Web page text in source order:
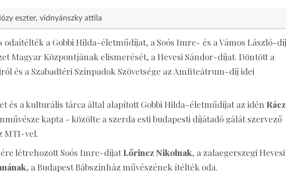
eszter vidnyánszky attila
a Gobbi Hilda-életműdíjat, a Soós Imre- és a Vámos László-
Magyar Központjának elismerését, a Hevesi Sándor-díjat. Döntött a
és a Szabadtéri Színpadok Szövetsége az Amfiteátrum-díj idei
és a kulturális tárca által alapított Gobbi Hilda-életműdíjat az idén Rácz
kapta - közölte a szerda esti budapesti díjátadó gálát szervező
MTI-vel.
létrehozott Soós Imre-díjatLőrincz Nikolnak, a zalaegerszegi Hevesi
, a Budapest Bábszínház művészének ítélték oda.